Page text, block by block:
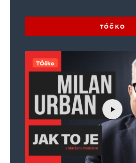
TÓČKO
TÓčko